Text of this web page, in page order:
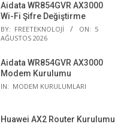
Aidata WR854GVR AX3000
Wi-Fi Şifre Değiştirme
BY: FREETEKNOLOJI ON: 5
AĞUSTOS 2026
Aidata WR854GVR AX3000
Modem Kurulumu
IN: MODEM KURULUMLARI
Huawei AX2 Router Kurulumu